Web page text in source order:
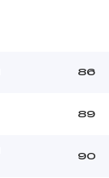
86
89
90